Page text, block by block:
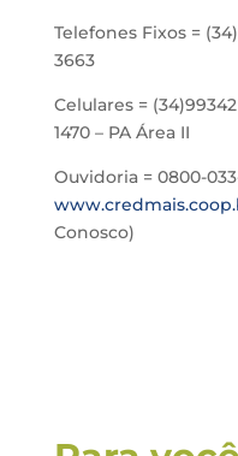
Telefones Fixos =
3663
Celulares =
1470 – PA Área II
Ouvidoria = 0800-
Conosco)